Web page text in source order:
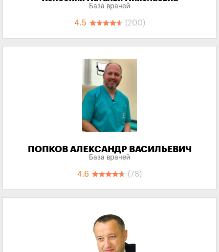
База врачей
4.5 (200)
ПОПКОВ АЛЕКСАНДР ВАСИЛЬЕВИЧ
База врачей
4.6 (78)